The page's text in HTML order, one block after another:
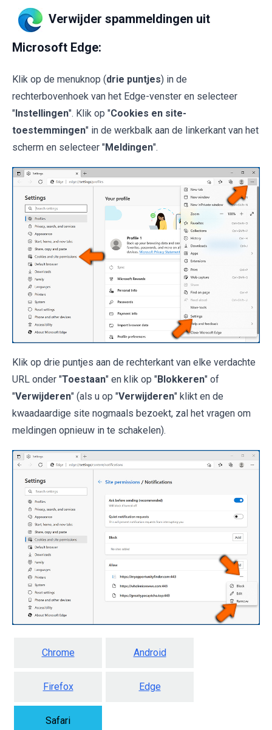
Verwijder spammeldingen uit
Microsoft Edge:
Klik op de menuknop (drie puntjes) in de
rechterbovenhoek van het Edge-venster en selecteer
"Instellingen". Klik op "Cookies en site-
toestemmingen" in de werkbalk aan de linkerkant van het
scherm en selecteer "Meldingen".
Klik op drie puntjes aan de rechterkant van elke verdachte
URL onder "Toestaan" en klik op "Blokkeren" of
"Verwijderen" (als u op "Verwijderen" klikt en de
kwaadaardige site nogmaals bezoekt, zal het vragen om
meldingen opnieuw in te schakelen).
Chrome Android
Firefox Edge
Safari